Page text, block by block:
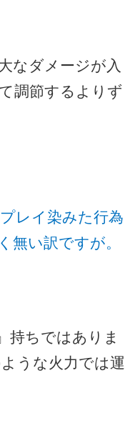
なダメージが入
調節するよりず
レイ染みた行為
無い訳ですが。
持ちではありま
うな火力では運